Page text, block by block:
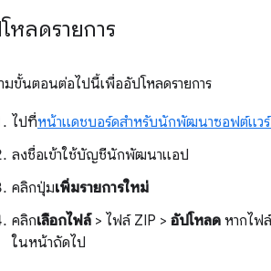
หลดรายการ
มขั้นตอนต่อไปนี้เพื่ออัปโหลดรายการ
ไปที่หน้าแดชบอร์ดสำหรับนักพัฒนาซอฟต์แว
ลงชื่อเข้าใช้บัญชีนักพัฒนาแอป
คลิกปุ่มเพิ่มรายการใหม่
คลิกเลือกไฟล์> ไฟล์ ZIP > อัปโหลด หากไฟ
ในหน้าถัดไป